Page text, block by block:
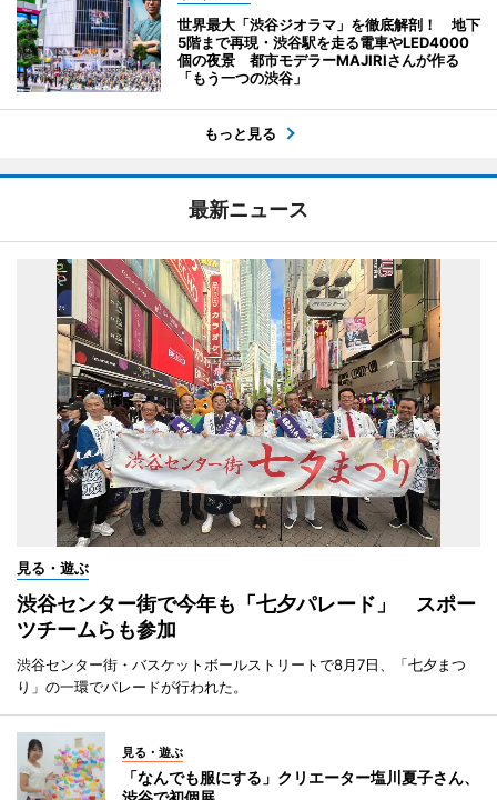
世界最大「渋谷ジオラマ」を徹底解剖！ 地下
5階まで再現・渋谷駅を走る電車やLED4000
個の夜景 都市モデラーMAJIRIさんが作る
「もう一つの渋谷」
もっと見る
最新ニュース
見る・遊ぶ
渋谷センター街で今年も「七夕パレード」 スポー
ツチームらも参加
渋谷センター街・バスケットボールストリートで8月7日、「七夕まつ
り」の一環でパレードが行われた。
見る・遊ぶ
「なんでも服にする」クリエーター塩川夏子さん、